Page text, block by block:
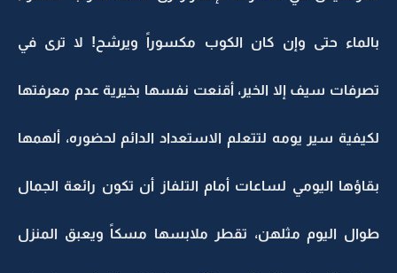
بالماء حتى وإن كان الكوب مكسوراً ويرشح! لا ترى في
تصرفات سيف إلا الخير، أقنعت نفسها بخيرية عدم معرفتها
لكيفية سير يومه لتتعلم الاستعداد الدائم لحضوره، ألهمها
بقاؤها اليومي لساعات أمام التلفاز أن تكون رائعة الجمال
طوال اليوم مثلهن، تقطر ملابسها مسكاً ويعبق المنزل